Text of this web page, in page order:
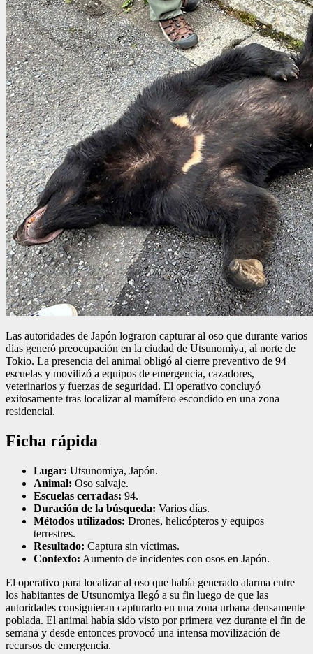
Las autoridades de Japón lograron capturar al oso que durante varios
días generó preocupación en la ciudad de Utsunomiya, al norte de
Tokio. La presencia del animal obligó al cierre preventivo de 94
escuelas y movilizó a equipos de emergencia, cazadores,
veterinarios y fuerzas de seguridad. El operativo concluyó
exitosamente tras localizar al mamífero escondido en una zona
residencial.
Ficha rápida
Lugar: Utsunomiya, Japón.
Animal: Oso salvaje.
Escuelas cerradas: 94.
Duración de la búsqueda: Varios días.
Métodos utilizados: Drones, helicópteros y equipos
terrestres.
Resultado: Captura sin víctimas.
Contexto: Aumento de incidentes con osos en Japón.
El operativo para localizar al oso que había generado alarma entre
los habitantes de Utsunomiya llegó a su fin luego de que las
autoridades consiguieran capturarlo en una zona urbana densamente
poblada. El animal había sido visto por primera vez durante el fin de
semana y desde entonces provocó una intensa movilización de
recursos de emergencia.